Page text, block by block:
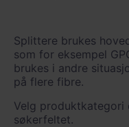
Splittere brukes
som for eksempel
brukes i andre
på flere fibre.
Velg produktkategori
søkerfeltet.